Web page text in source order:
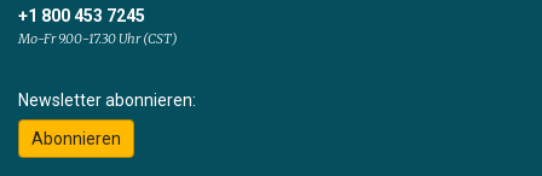
+1 800 453 7245
Mo-Fr 9.00-17.30 Uhr (CST)
Newsletter abonnieren:
Abonnieren